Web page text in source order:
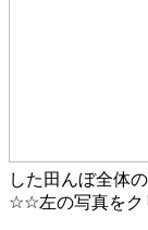
した田んぼ全体
☆☆左の写真を